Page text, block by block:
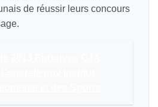
de réussir leurs concours